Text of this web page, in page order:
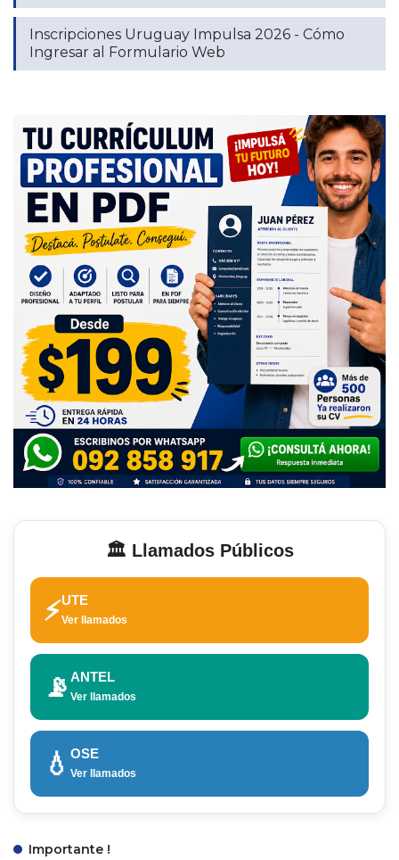
Inscripciones Uruguay Impulsa 2026 - Cómo
Ingresar al Formulario Web
🏛️ Llamados Públicos
⚡UTE
Ver llamados
📡 ANTEL
Ver llamados
💧 OSE
Ver llamados
Importante !